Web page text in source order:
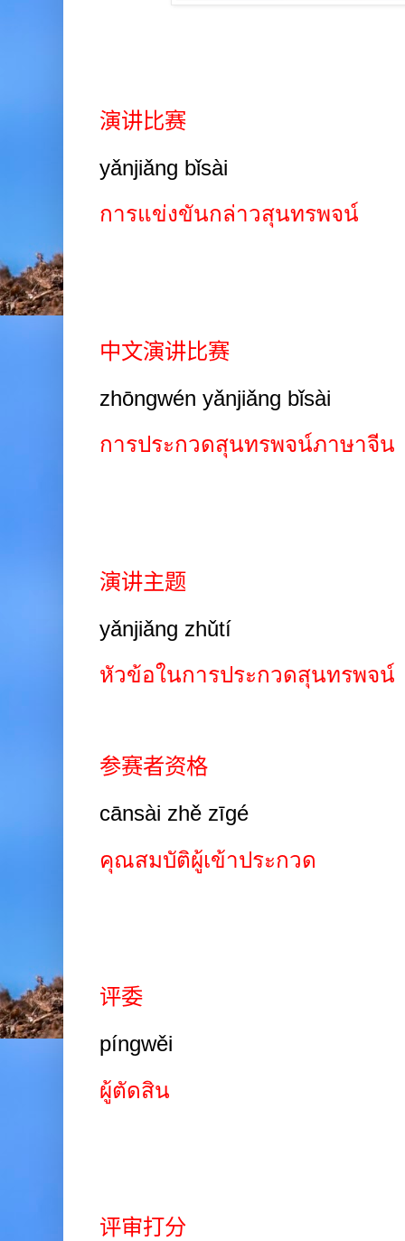
演讲比赛
yǎnjiǎng bǐsài
การแข่งขันกล่าวสุนทรพจน์
中文演讲比赛
zhōngwén yǎnjiǎng bǐsài
การประกวดสุนทรพจน์ภาษาจีน
演讲主题
yǎnjiǎng zhǔtí
หัวข้อในการประกวดสุนทรพจน์
参赛者资格
cānsài zhě zīgé
คุณสมบัติผู้เข้าประกวด
评委
píngwěi
ผู้ตัดสิน
评审打分